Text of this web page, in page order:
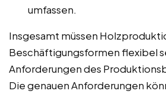
umfassen.
Insgesamt müssen
Beschäftigungsformen flexibel
Anforderungen des
Die genauen Anforderungen